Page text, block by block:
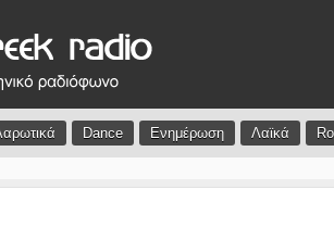
Dance Ενημέρωση Λαϊκά